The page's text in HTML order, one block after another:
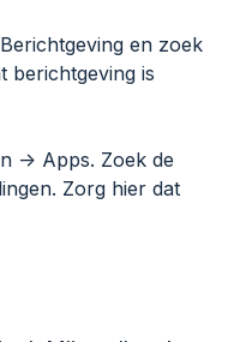
en zoek
berichtgeving is
-> Apps. Zoek de
Zorg hier dat